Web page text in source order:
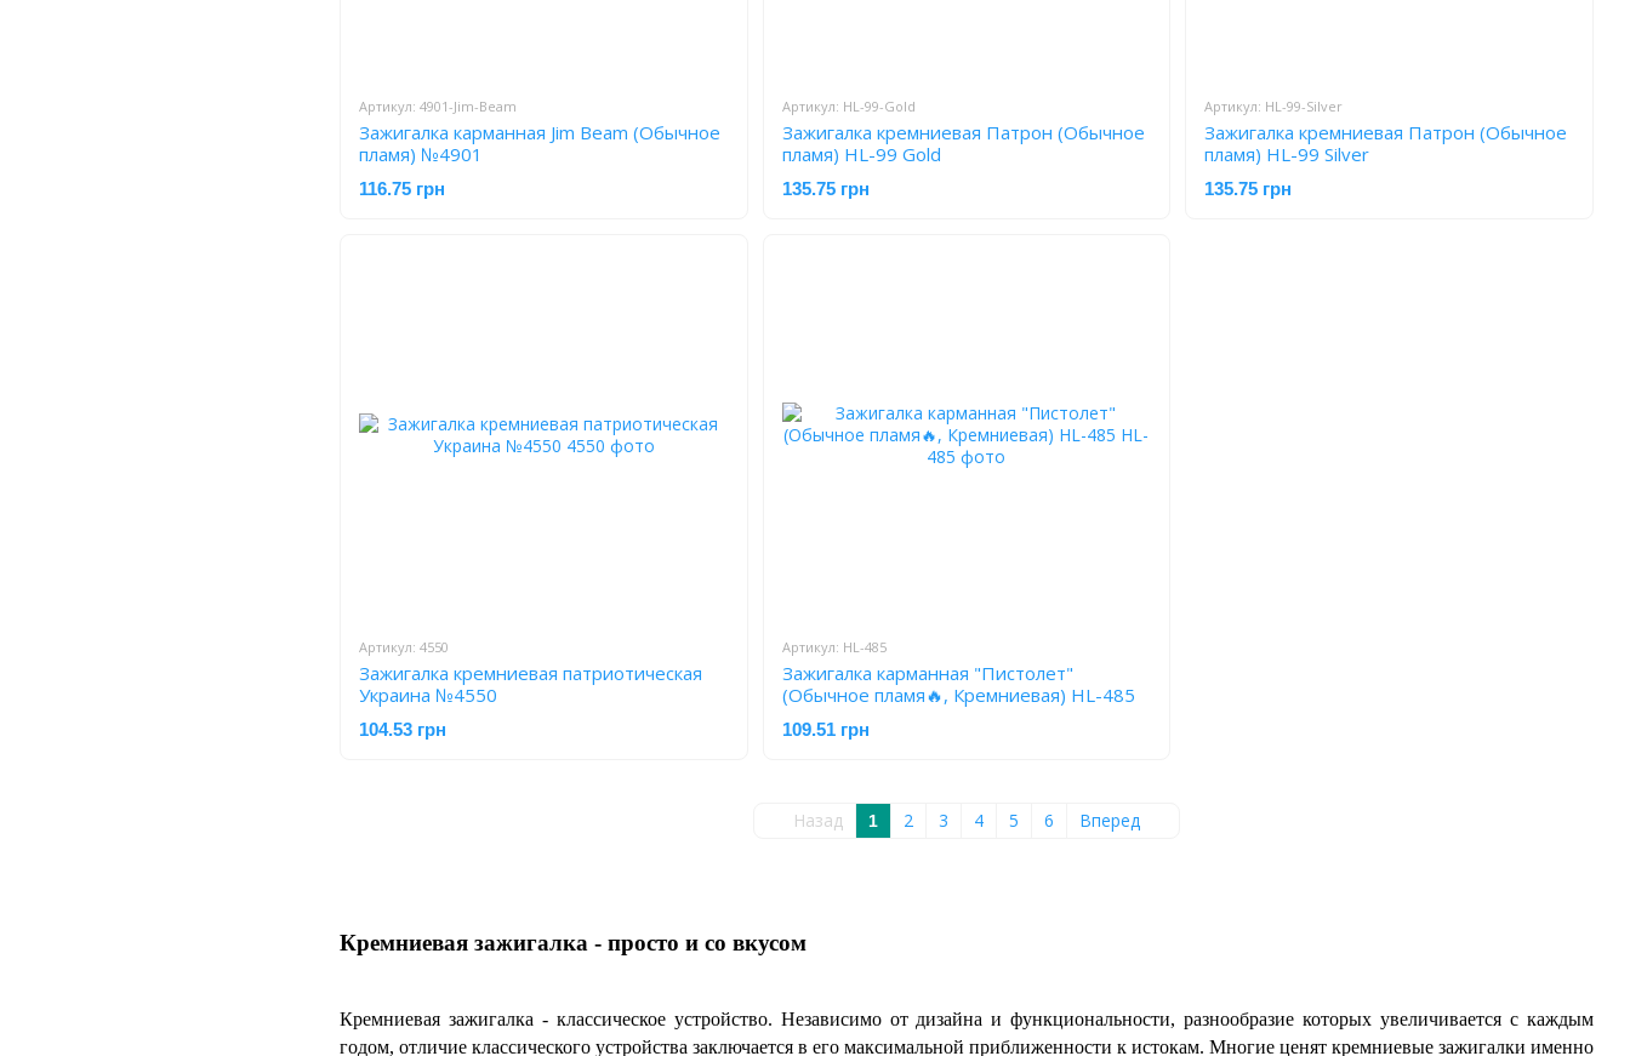
Кремниевая зажигалка - просто и со вкусом
Кремниевая зажигалка - классическое устройство. Независимо от дизайна и функциональности, разнообразие которых увеличивается с каждым
годом, отличие классического устройства заключается в его максимальной приближенности к истокам. Многие ценят кремниевые зажигалки именно
Артикул: 4901-Jim-Beam
Зажигалка карманная Jim Beam (Обычное
пламя) №4901
116.75 грн
Артикул: HL-99-Gold
Зажигалка кремниевая Патрон (Обычное
пламя) HL-99 Gold
135.75 грн
Артикул: HL-99-Silver
Зажигалка кремниевая Патрон (Обычное
пламя) HL-99 Silver
135.75 грн
Артикул: 4550
Зажигалка кремниевая патриотическая
Украина №4550
104.53 грн
Артикул: HL-485
Зажигалка карманная "Пистолет"
(Обычное пламя🔥, Кремниевая) HL-485
109.51 грн
Назад 1 2 3 4 5 6 Вперед